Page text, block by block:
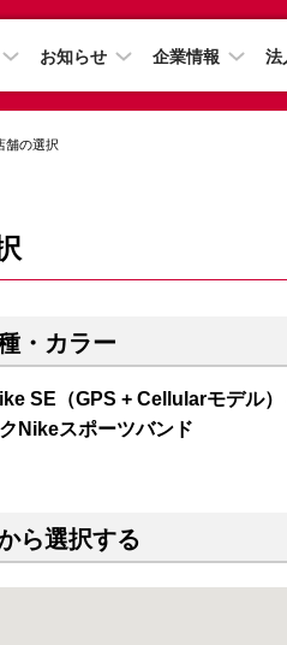
お知らせ 企業情報 法
舗の選択
・カラー
SE（GPS + Cellularモデル
Nikeスポーツバンド
ら選択する